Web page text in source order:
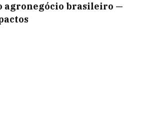
agronegócio brasileiro —